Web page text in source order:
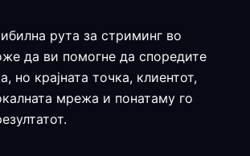
рута за стриминг во
да ви помогне да споредите
но крајната точка, клиентот,
мрежа и понатаму го